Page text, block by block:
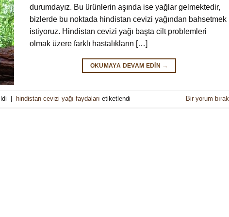
durumdayız. Bu ürünlerin aşında ise yağlar gelmektedir,
bizlerde bu noktada hindistan cevizi yağından bahsetmek
istiyoruz. Hindistan cevizi yağı başta cilt problemleri
olmak üzere farklı hastalıkların […]
OKUMAYA DEVAM EDIN →
hindistan cevizi yağı faydaları etiketlendi Bir yorum bırak